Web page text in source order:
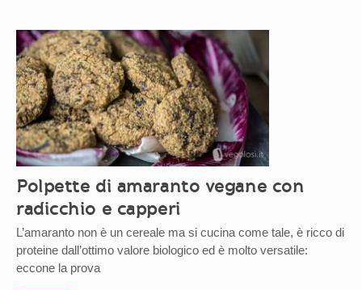
Polpette di amaranto vegane con
radicchio e capperi
L’amaranto non è un cereale ma si cucina come tale, è ricco di
proteine dall’ottimo valore biologico ed è molto versatile:
eccone la prova